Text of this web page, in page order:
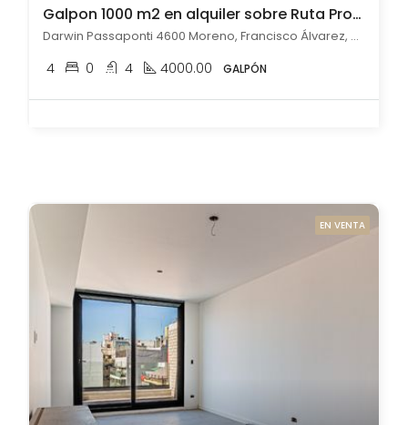
Galpon 1000 m2 en alquiler sobre Ruta Provincial 25 Moreno
Darwin Passaponti 4600 Moreno, Francisco Álvarez, Moreno
4 0 4 4000.00 GALPÓN
EN VENTA